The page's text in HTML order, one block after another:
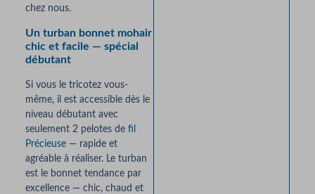
chez nous.
Un turban bonnet mohair
chic et facile — spécial
débutant
Si vous le tricotez vous-
même, il est accessible dès le
niveau débutant avec
seulement 2 pelotes de fil
Précieuse— rapide et
agréable à réaliser. Le turban
est le bonnet tendance par
excellence — chic, chaud et